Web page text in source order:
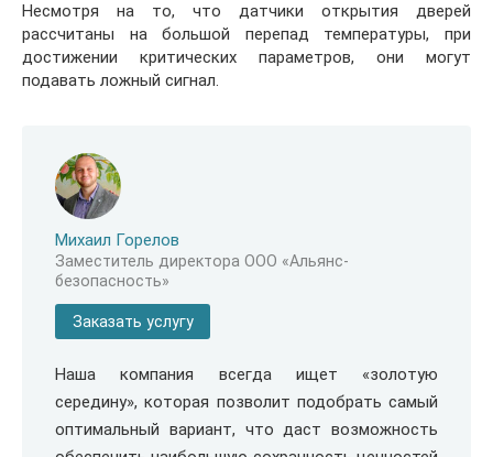
Несмотря на то, что датчики открытия дверей
рассчитаны на большой перепад температуры, при
достижении критических параметров, они могут
подавать ложный сигнал.
Михаил Горелов
Заместитель директора ООО «Альянс-
безопасность»
Заказать услугу
Наша компания всегда ищет «золотую
середину», которая позволит подобрать самый
оптимальный вариант, что даст возможность